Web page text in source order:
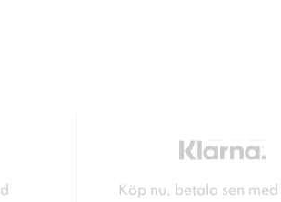
Köp nu, betala sen